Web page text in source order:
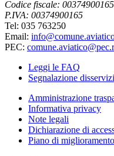
Codice fiscale: 00374900165
P.IVA: 00374900165
Tel: 035 763250
Email:
PEC:
Leggi le FAQ
Segnalazione
Amministrazione
Informativa privacy
Note legali
Dichiarazione di
Piano di